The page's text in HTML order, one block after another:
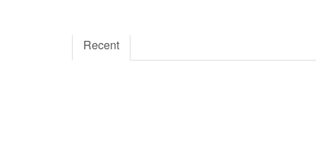
Recent